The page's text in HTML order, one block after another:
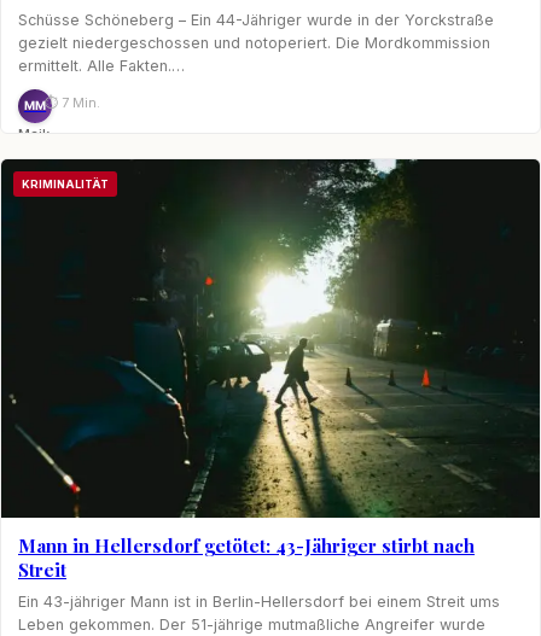
Schüsse Schöneberg – Ein 44-Jähriger wurde in der Yorckstraße
gezielt niedergeschossen und notoperiert. Die Mordkommission
ermittelt. Alle Fakten.…
MM
Maik
Möhring
⏱ 7 Min.
KRIMINALITÄT
Mann in Hellersdorf getötet: 43-Jähriger stirbt nach
Streit
Ein 43-jähriger Mann ist in Berlin-Hellersdorf bei einem Streit ums
Leben gekommen. Der 51-jährige mutmaßliche Angreifer wurde